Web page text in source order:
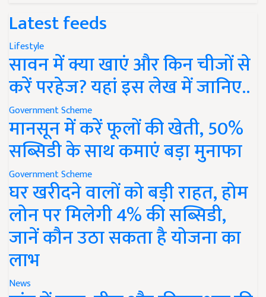
Latest feeds
Lifestyle
सावन में क्या खाएं और किन चीजों से
करें परहेज? यहां इस लेख में जानिए..
Government Scheme
मानसून में करें फूलों की खेती, 50%
सब्सिडी के साथ कमाएं बड़ा मुनाफा
Government Scheme
घर खरीदने वालों को बड़ी राहत, होम
लोन पर मिलेगी 4% की सब्सिडी,
जानें कौन उठा सकता है योजना का
लाभ
News